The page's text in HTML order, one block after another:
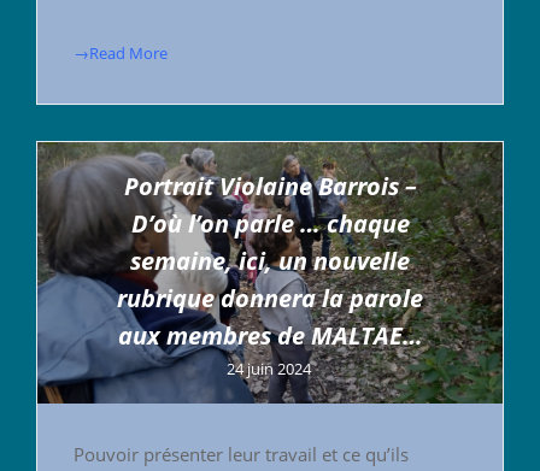
→Read More
Portrait Violaine Barrois –
D’où l’on parle … chaque
semaine, ici, un nouvelle
rubrique donnera la parole
aux membres de MALTAE…
24 juin 2024
Pouvoir présenter leur travail et ce qu’ils